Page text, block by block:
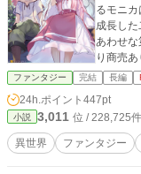
るモニカ
成長した
あわせな
り商売あり。 さまざまなことに挑戦しな
活？を楽しみます。 （話の
内容がハ
ファンタジー 完結 長編
24h.ポイント 447pt
小説 3,011 位 / 228,725件
異世界 ファンタジー